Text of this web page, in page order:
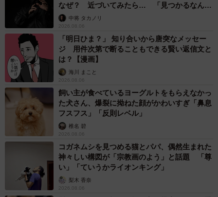
なぜ？ 近づいてみたら… 「見つかるなんて
未熟」中将 タカノリ
2026.08.06
「明日ひま？」 知り合いから唐突なメッセー
ジ 用件次第で断ることもできる賢い返信文と
は？【漫画】
海川 まこと
2026.08.06
飼い主が食べているヨーグルトをもらえなかっ
た犬さん、爆裂に拗ねた顔がかわいすぎ「鼻息
フスフス」「反則レベル」
椎名 碧
2026.08.06
コガネムシを見つめる猫とパパ、偶然生まれた
神々しい構図が「宗教画のよう」と話題 「尊
い」「ていうかライオンキング」
梨木 香奈
2026.08.06